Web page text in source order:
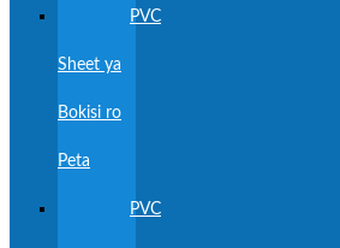
PVC
Sheet ya
Bokisi ro
Peta
PVC